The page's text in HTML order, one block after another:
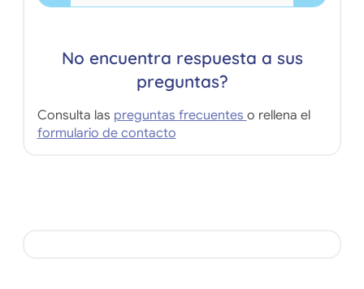
No encuentra respuesta a sus
preguntas?
Consulta las preguntas frecuentes o rellena el
formulario de contacto